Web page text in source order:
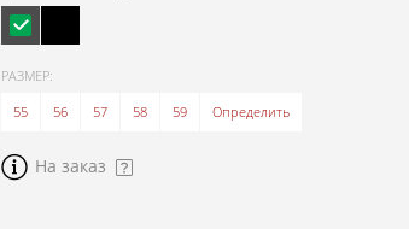
РАЗМЕР:
55
56 57 58 59 Определить
На заказ